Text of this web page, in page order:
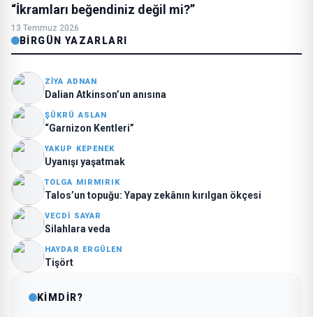
“İkramları beğendiniz değil mi?”
13 Temmuz 2026
BIRGÜN YAZARLARI
ZIYA ADNAN
Dalian Atkinson’un anısına
ŞÜKRÜ ASLAN
“Garnizon Kentleri”
YAKUP KEPENEK
Uyanışı yaşatmak
TOLGA MIRMIRIK
Talos’un topuğu: Yapay zekânın kırılgan ökçesi
VECDI SAYAR
Silahlara veda
HAYDAR ERGÜLEN
Tişört
KİMDİR?